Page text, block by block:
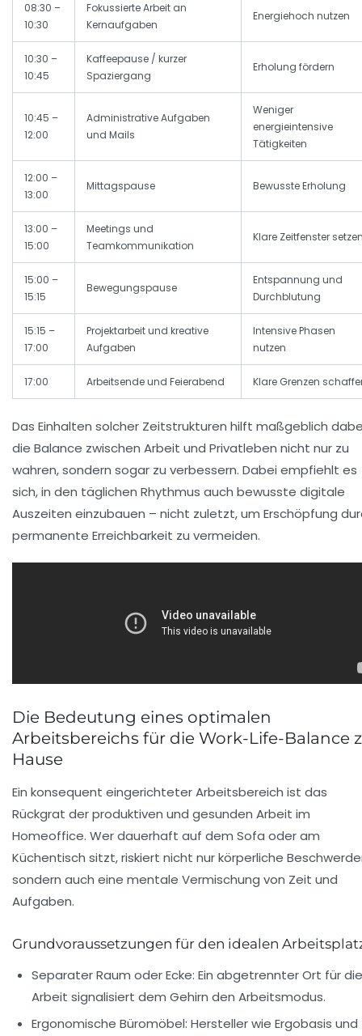
08:30 –
10:30
Fokussierte Arbeit an
Kernaufgaben
Energiehoch nutzen
10:30 –
10:45
Kaffeepause / kurzer
Spaziergang
Erholung fördern
10:45 –
12:00
Administrative Aufgaben
und Mails
Weniger
energieintensive
Tätigkeiten
12:00 –
13:00
Mittagspause Bewusste Erholung
13:00 –
15:00
Meetings und
Teamkommunikation
Klare Zeitfenster
15:00 –
15:15
Bewegungspause
Entspannung und
Durchblutung
15:15 –
17:00
Projektarbeit und kreative
Aufgaben
Intensive Phasen
nutzen
17:00 Arbeitsende und Feierabend Klare Grenzen
Das Einhalten solcher Zeitstrukturen hilft maßgeblich
die Balance zwischen Arbeit und Privatleben nicht nur zu
wahren, sondern sogar zu verbessern. Dabei empfiehlt es
sich, in den täglichen Rhythmus auch bewusste digitale
Auszeiten einzubauen – nicht zuletzt, um Erschöpfung
permanente Erreichbarkeit zu vermeiden.
Die Bedeutung eines optimalen
Arbeitsbereichs für die Work-Life-Balance
Hause
Ein konsequent eingerichteter Arbeitsbereich ist das
Rückgrat der produktiven und gesunden Arbeit im
Homeoffice. Wer dauerhaft auf dem Sofa oder am
Küchentisch sitzt, riskiert nicht nur körperliche
sondern auch eine mentale Vermischung von Zeit und
Aufgaben.
Grundvoraussetzungen für den idealen
Separater Raum oder Ecke: Ein abgetrennter Ort für die
Arbeit signalisiert dem Gehirn den Arbeitsmodus.
Ergonomische Büromöbel: Hersteller wie Ergobasis und